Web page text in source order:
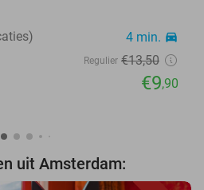
4 min. directions_car
Regulier €13,50
€9,90
uit Amsterdam: